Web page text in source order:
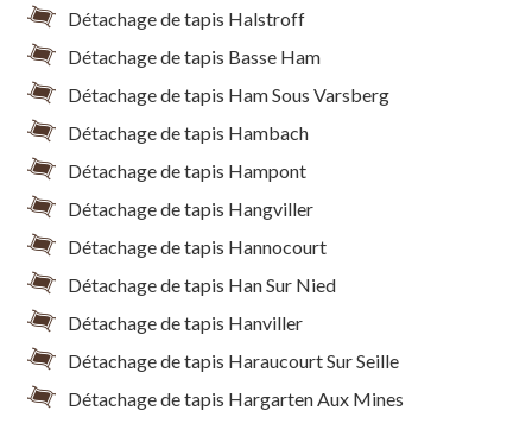
Détachage de tapis Halstroff
Détachage de tapis Basse Ham
Détachage de tapis Ham Sous Varsberg
Détachage de tapis Hambach
Détachage de tapis Hampont
Détachage de tapis Hangviller
Détachage de tapis Hannocourt
Détachage de tapis Han Sur Nied
Détachage de tapis Hanviller
Détachage de tapis Haraucourt Sur Seille
Détachage de tapis Hargarten Aux Mines